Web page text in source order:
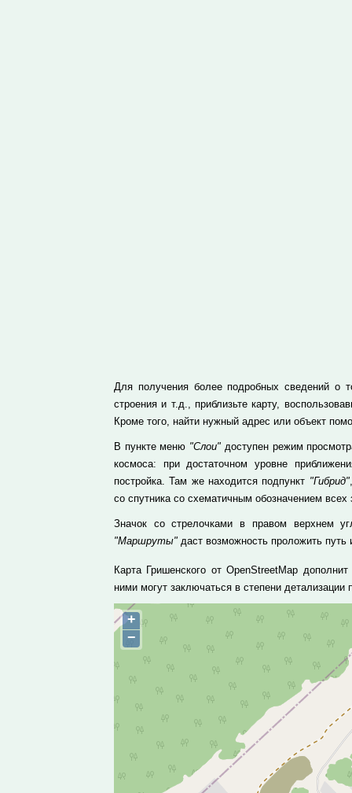
Для получения более подробных сведений о
строения и т.д., приблизьте карту,
Кроме того, найти нужный адрес или объект
В пункте меню "Слои" доступен режим
космоса: при достаточном уровне
постройка. Там же находится подпункт "Гибрид"
со спутника со схематичным обозначением всех
Значок со стрелочками в правом верхнем
"Маршруты" даст возможность проложить путь
Карта Гришенского от OpenStreetMap
ними могут заключаться в степени
+
−